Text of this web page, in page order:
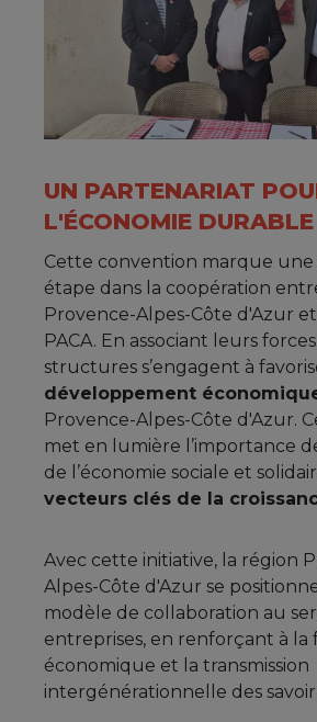
UN PARTENARIAT
L'ÉCONOMIE DURABLE
Cette convention marque
étape dans la coopération
Provence-Alpes-Côte d'Azur et
PACA. En associant leurs
structures s’engagent à
développement
Provence-Alpes-Côte d'Azur.
met en lumière l’importance
de l’économie sociale et
vecteurs clés de la
Avec cette initiative, la région
Alpes-Côte d'Azur se
modèle de collaboration au
entreprises, en renforçant à la
économique et la transmission
intergénérationnelle des